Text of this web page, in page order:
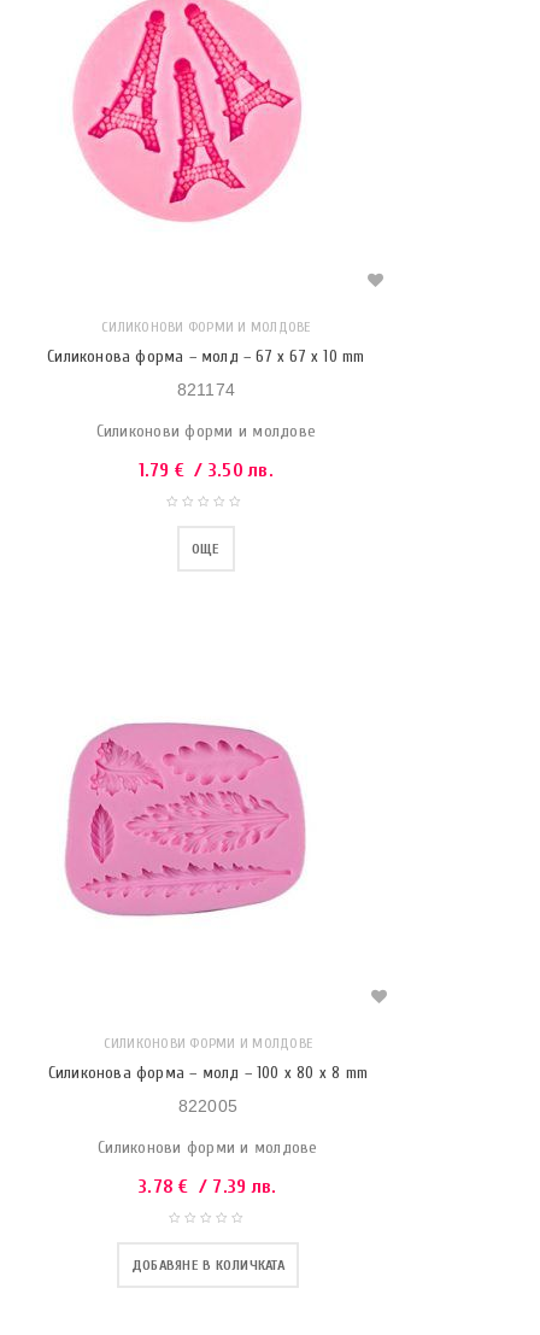
СИЛИКОНОВИ ФОРМИ И МОЛДОВЕ
Силиконова форма – молд – 67 x 67 x 10 mm
821174
Силиконови форми и молдове
1.79 € / 3.50 лв.
ОЩЕ
СИЛИКОНОВИ ФОРМИ И МОЛДОВЕ
Силиконова форма – молд – 100 x 80 x 8 mm
822005
Силиконови форми и молдове
3.78€ / 7.39 лв.
ДОБАВЯНЕ В КОЛИЧКАТА